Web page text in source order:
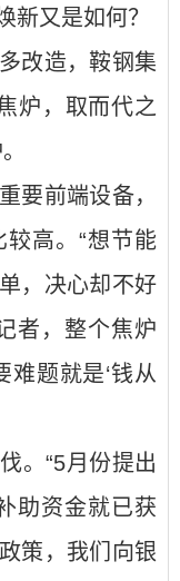
新又是如何？
改造，鞍钢集
炉，取而代之
要前端设备，
高。“想节能
，决心却不好
者，整个焦炉
难题就是‘钱从
。“5月份提出
助资金就已获
策，我们向银